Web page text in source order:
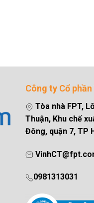
Công ty Cổ
Tòa nhà FPT,
Thuận, Khu chế
Đông, quận 7, TP
0981313031